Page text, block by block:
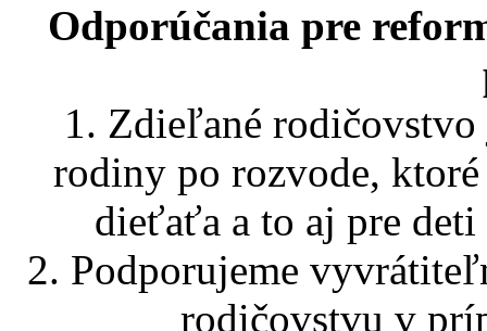
Odporúčania pre
1. Zdieľané rodičovstvo
rodiny po rozvode,
dieťaťa a to aj pre
2. Podporujeme
rodičovstvu v